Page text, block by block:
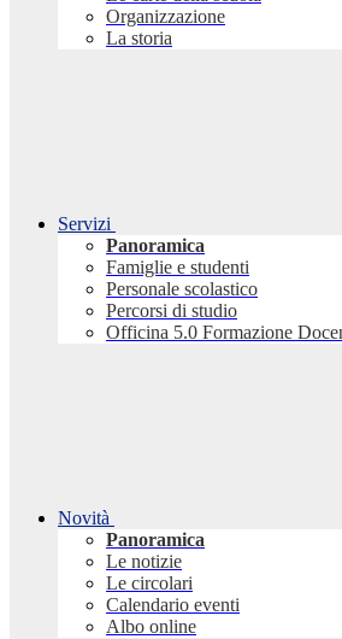
Organizzazione
La storia
Servizi
Panoramica
Famiglie e studenti
Personale scolastico
Percorsi di studio
Officina 5.0 Formazione
Novità
Panoramica
Le notizie
Le circolari
Calendario eventi
Albo online